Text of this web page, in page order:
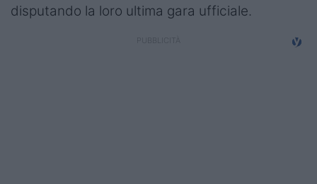
Eventi
disputando la loro ultima gara ufficiale.